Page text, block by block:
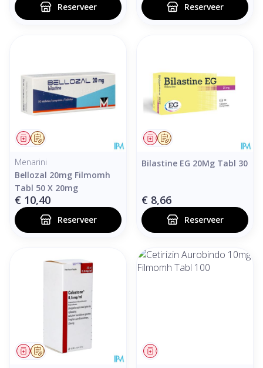
Reserveer Reserveer
Op voorschrift
Geneesmiddel
Menarini
Bellozal 20mg Filmomh
Tabl 50 X 20mg
€ 10,40
Reserveer
Op voorschrift
Geneesmiddel
Bilastine EG 20Mg Tabl 30
€ 8,66
Reserveer
Op voorschrift
Geneesmiddel Geneesmiddel